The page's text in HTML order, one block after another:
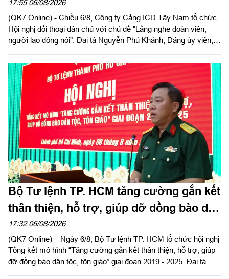
17:55 06/08/2026
(QK7 Online) - Chiều 6/8, Công ty Cảng ICD Tây Nam tổ chức
Hội nghị đối thoại dân chủ với chủ đề "Lắng nghe đoàn viên,
người lao động nói". Đại tá Nguyễn Phú Khánh, Đảng ủy viên,
Thượng tá Nguyễn Ngọc Khánh, Giám đốc Công ty Cảng ICD
Tây Nam chủ trì hội nghị. Dự hội nghị có Đại tá Phạm Thị Thu
Hương, Trưởng phòng Công tác quần chúng, Cục Chính trị
Quân khu 7; Đại tá Trần Thị Mỹ Châu, Phó Tổng giám đốc
Công ty Tây Nam cùng đông đảo cán bộ, đoàn viên, người lao
động Công ty Cảng ICD Tây Nam.
Bộ Tư lệnh TP. HCM tăng cường gắn kết
thân thiện, hỗ trợ, giúp đỡ đồng bào dân
tộc, tôn giáo
17:32 06/08/2026
(QK7 Online) – Ngày 6/8, Bộ Tư lệnh TP. HCM tổ chức hội nghị
Tổng kết mô hình “Tăng cường gắn kết thân thiện, hỗ trợ, giúp
đỡ đồng bào dân tộc, tôn giáo” giai đoạn 2019 - 2025. Đại tá